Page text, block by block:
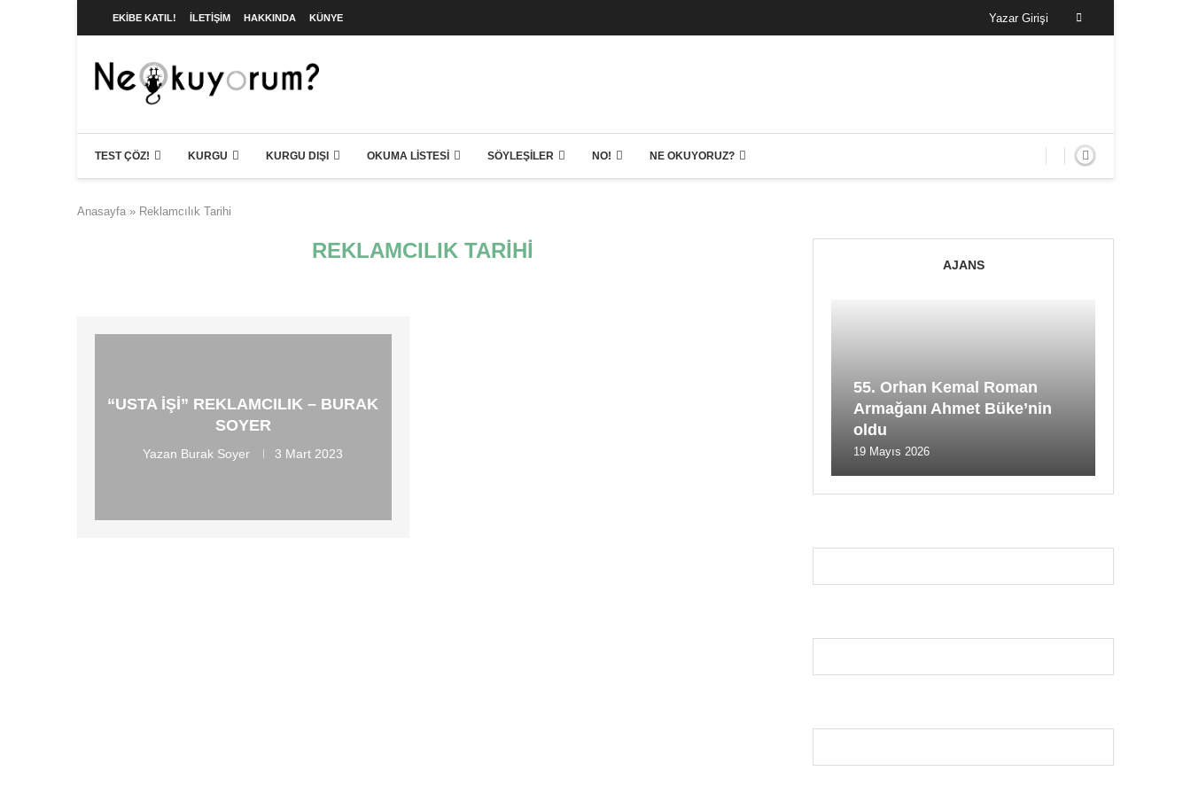
EKIBE KATIL! İLETIŞIM HAKKINDA KÜNYE Yazar Girişi
TEST ÇÖZ! KURGU KURGU DIŞI OKUMA LISTESI SÖYLEŞILER NO! NE OKUYORUZ?
Anasayfa » Reklamcılık Tarihi
REKLAMCILIK TARIHI
“USTA İŞI” REKLAMCILIK – BURAK
SOYER
Yazan Burak Soyer 3 Mart 2023
AJANS
55. Orhan Kemal Roman
Armağanı Ahmet Büke’nin
oldu
19 Mayıs 2026